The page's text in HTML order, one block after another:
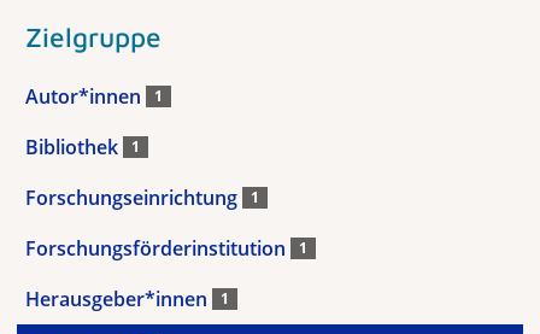
Zielgruppe
Autor*innen 1
Bibliothek 1
Forschungseinrichtung 1
Forschungsförderinstitution 1
Herausgeber*innen 1